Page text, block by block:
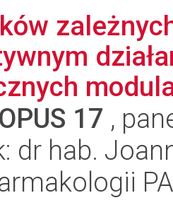
OPUS 17 ,
dr hab.